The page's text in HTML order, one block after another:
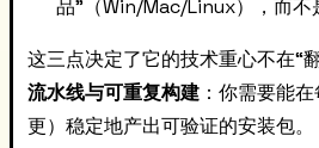
品”（Win/Mac/Linux），而不
这三点决定了它的技术重心不在“
流水线与可重复构建 ：你需要能
更）稳定地产出可验证的安装包。